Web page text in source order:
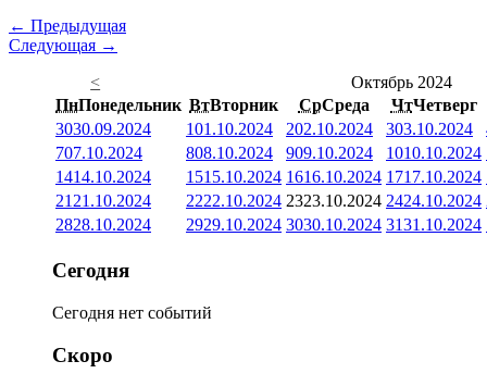
← Предыдущая
Следующая →
<
Октябрь 2024
ПнПонедельник ВтВторник СрСреда ЧтЧетверг
3030.09.2024 101.10.2024 202.10.2024 303.10.2024
707.10.2024 808.10.2024 909.10.2024 1010.10.2024
1414.10.2024 1515.10.2024 1616.10.2024 1717.10.2024
21 21.10.2024 2222.10.2024 2323.10.2024 2424.10.2024
2828.10.2024 2929.10.2024 3030.10.2024 3131.10.2024
Сегодня
Сегодня нет событий
Скоро